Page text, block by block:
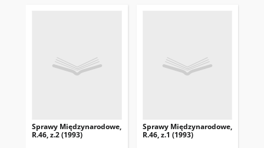
Sprawy Międzynarodowe,
R.46, z.2 (1993)
Sprawy Międzynarodowe,
R.46, z.1 (1993)